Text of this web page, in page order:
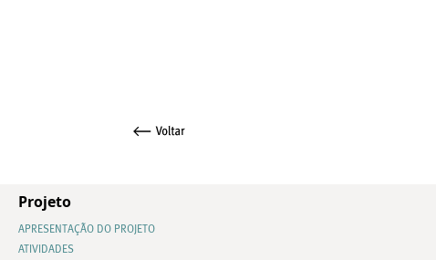
Projeto
APRESENTAÇÃO DO PROJETO
ATIVIDADES